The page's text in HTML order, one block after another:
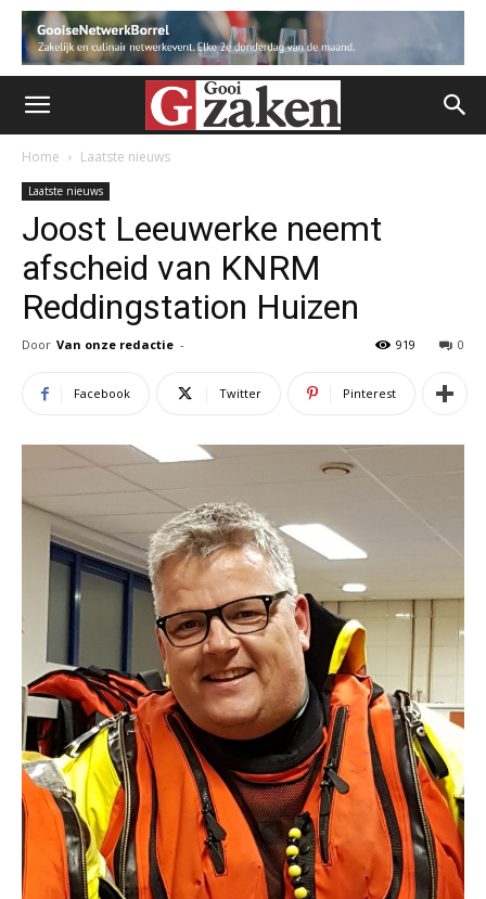
Home Laatste nieuws
Laatste nieuws
Joost Leeuwerke neemt
afscheid van KNRM
Reddingstation Huizen
Door Van onze redactie - 0
919
Facebook Twitter Pinterest